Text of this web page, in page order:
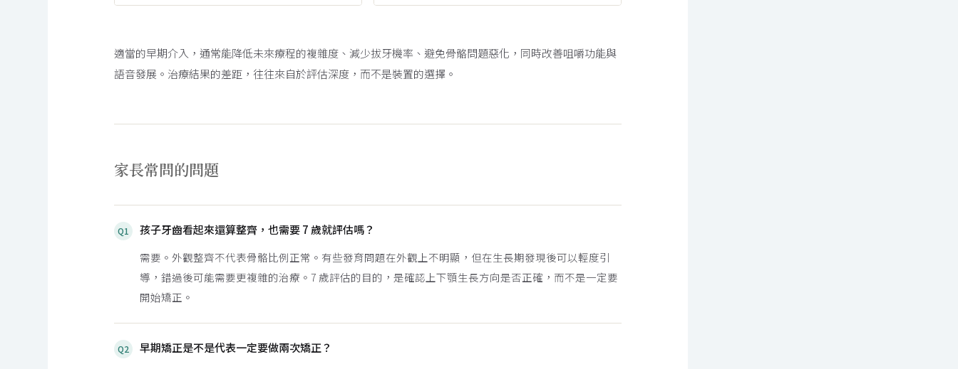
適當的早期介入，通常能降低未來療程的複雜度、減少拔牙機率、避免骨骼問題惡化，同時改善咀嚼功能與
語音發展。治療結果的差距，往往來自於評估深度，而不是裝置的選擇。
家長常問的問題
Q1
孩子牙齒看起來還算整齊，也需要 7 歲就評估嗎？
需要。外觀整齊不代表骨骼比例正常。有些發育問題在外觀上不明顯，但在生長期發現後可以輕度引
導，錯過後可能需要更複雜的治療。7 歲評估的目的，是確認上下顎生長方向是否正確，而不是一定要
開始矯正。
Q2
早期矯正是不是代表一定要做兩次矯正？